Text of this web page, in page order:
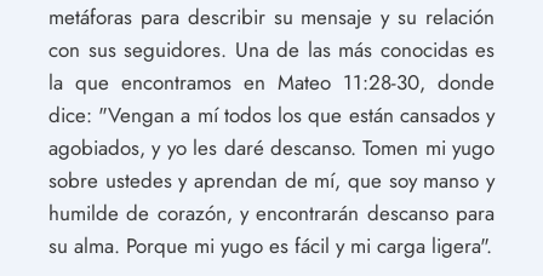
metáforas para describir su mensaje y su relación
con sus seguidores. Una de las más conocidas es
la que encontramos en Mateo 11:28-30, donde
dice: "Vengan a mí todos los que están cansados y
agobiados, y yo les daré descanso. Tomen mi yugo
sobre ustedes y aprendan de mí, que soy manso y
humilde de corazón, y encontrarán descanso para
su alma. Porque mi yugo es fácil y mi carga ligera".